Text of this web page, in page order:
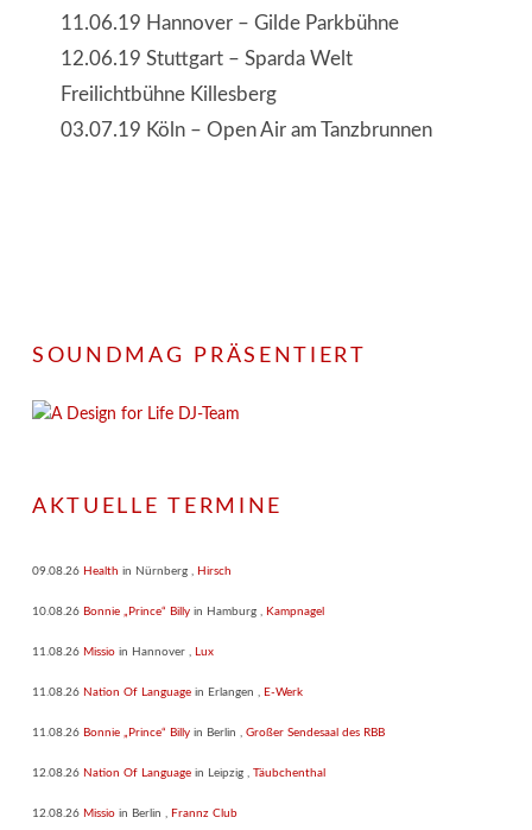
11.06.19 Hannover – Gilde Parkbühne
12.06.19 Stuttgart – Sparda Welt
Freilichtbühne Killesberg
03.07.19 Köln – Open Air am Tanzbrunnen
SOUNDMAG PRÄSENTIERT
AKTUELLE TERMINE
09.08.26 Health in Nürnberg , Hirsch
10.08.26 Bonnie „Prince“ Billy in Hamburg , Kampnagel
11.08.26 Missio in Hannover , Lux
11.08.26 Nation Of Language in Erlangen , E-Werk
11.08.26 Bonnie „Prince“ Billy in Berlin , Großer Sendesaal des RBB
12.08.26 Nation Of Language in Leipzig , Täubchenthal
12.08.26 Missio in Berlin , Frannz Club